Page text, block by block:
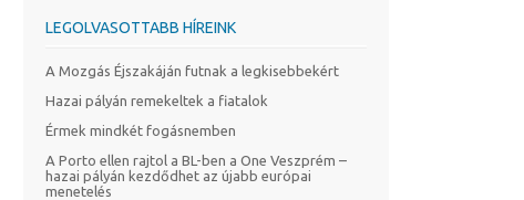
LEGOLVASOTTABB HÍREINK
A Mozgás Éjszakáján futnak a legkisebbekért
Hazai pályán remekeltek a fiatalok
Érmek mindkét fogásnemben
A Porto ellen rajtol a BL-ben a One Veszprém –
hazai pályán kezdődhet az újabb európai
menetelés